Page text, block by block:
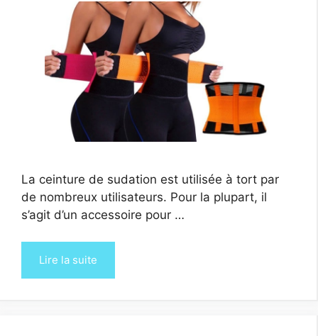
La ceinture de sudation est utilisée à tort par
de nombreux utilisateurs. Pour la plupart, il
s’agit d’un accessoire pour …
Lire la suite